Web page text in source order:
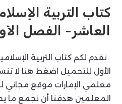
كتاب التربية
العاشر- الفصل
نقدم لكم كتاب التربية
الأول للتحميل اضغط هنا لا
معلمي الإمارات موقع
المعلمين هدفنا أن نجمع ما